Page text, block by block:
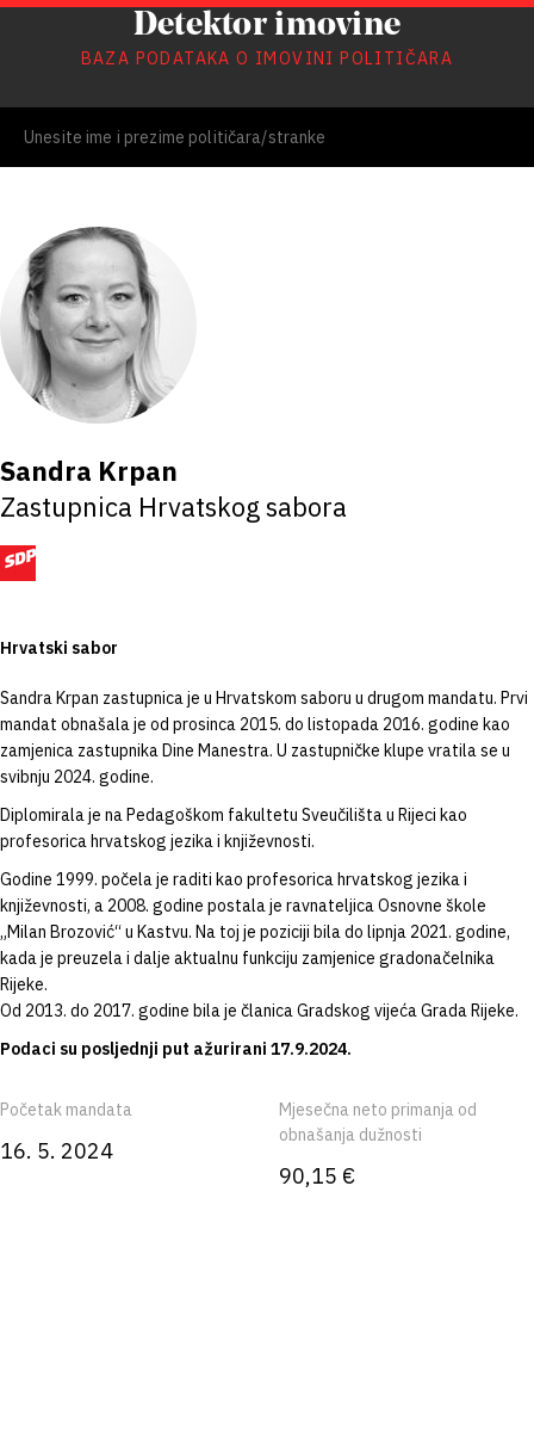
Detektor imovine
BAZA PODATAKA O IMOVINI POLITIČARA
Sandra Krpan
Zastupnica Hrvatskog sabora
Hrvatski sabor
Sandra Krpan zastupnica je u Hrvatskom saboru u drugom mandatu. Prvi
mandat obnašala je od prosinca 2015. do listopada 2016. godine kao
zamjenica zastupnika Dine Manestra. U zastupničke klupe vratila se u
svibnju 2024. godine.
Diplomirala je na Pedagoškom fakultetu Sveučilišta u Rijeci kao
profesorica hrvatskog jezika i književnosti.
Godine 1999. počela je raditi kao profesorica hrvatskog jezika i
književnosti, a 2008. godine postala je ravnateljica Osnovne škole
„Milan Brozović“ u Kastvu. Na toj je poziciji bila do lipnja 2021. godine,
kada je preuzela i dalje aktualnu funkciju zamjenice gradonačelnika
Rijeke.
Od 2013. do 2017. godine bila je članica Gradskog vijeća Grada Rijeke.
Podaci su posljednji put ažurirani 17.9.2024.
Početak mandata
16. 5. 2024
Mjesečna neto primanja od
obnašanja dužnosti
90,15 €